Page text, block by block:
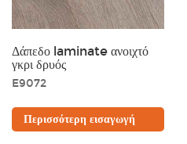
Δάπεδο laminate ανοιχτό
γκρι δρυός
E9072
Περισσότερη εισαγωγή